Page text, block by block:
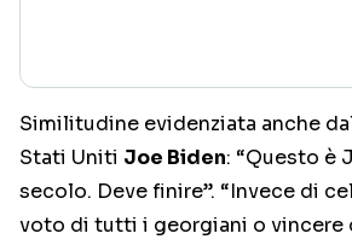
Similitudine evidenziata anche
Stati Uniti Joe Biden: “Questo è
secolo. Deve finire”. “Invece di
voto di tutti i georgiani o vincere